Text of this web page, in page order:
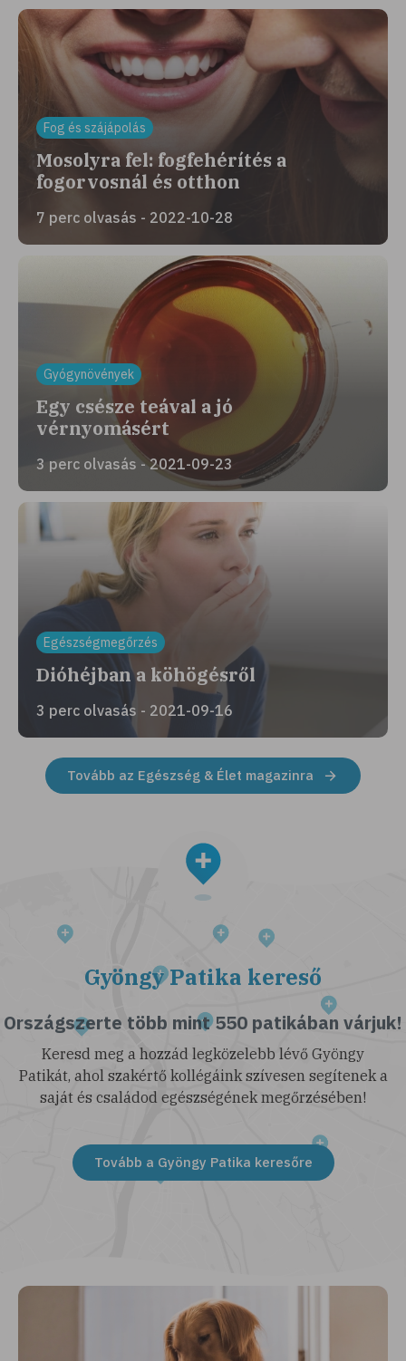
Fog és szájápolás
Mosolyra fel: fogfehérítés a
fogorvosnál és otthon
7 perc olvasás - 2022-10-28
Gyógynövények
Egy csésze teával a jó
vérnyomásért
3 perc olvasás - 2021-09-23
Egészségmegőrzés
Dióhéjban a köhögésről
3 perc olvasás - 2021-09-16
Tovább az Egészség & Élet magazinra
Gyöngy Patika kereső
Országszerte több mint 550 patikában várjuk!
Keresd meg a hozzád legközelebb lévő Gyöngy
Patikát, ahol szakértő kollégáink szívesen segítenek a
saját és családod egészségének megőrzésében!
Tovább a Gyöngy Patika keresőre